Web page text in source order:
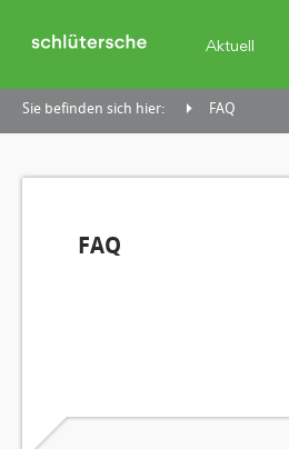
Aktuell
Sie befinden sich hier: FAQ
FAQ